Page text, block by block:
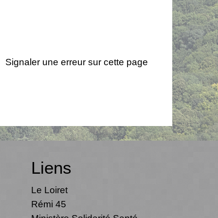
Signaler une erreur sur cette page
Liens
Le Loiret
Rémi 45